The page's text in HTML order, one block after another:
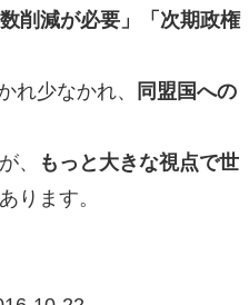
削減が必要」「次期政権
れ少なかれ、
同盟国への
、
もっと大きな視点で世
ります。